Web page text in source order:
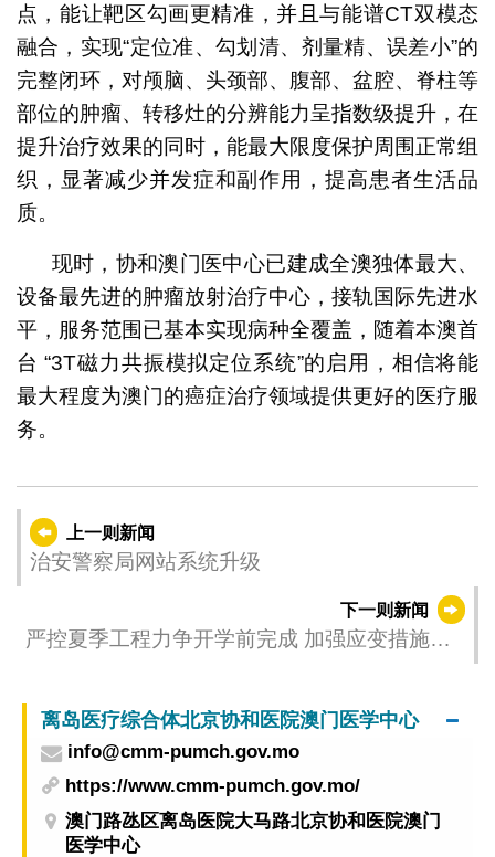
点，能让靶区勾画更精准，并且与能谱CT双模态
融合，实现“定位准、勾划清、剂量精、误差小”的
完整闭环，对颅脑、头颈部、腹部、盆腔、脊柱等
部位的肿瘤、转移灶的分辨能力呈指数级提升，在
提升治疗效果的同时，能最大限度保护周围正常组
织，显著减少并发症和副作用，提高患者生活品
质。
现时，协和澳门医中心已建成全澳独体最大、
设备最先进的肿瘤放射治疗中心，接轨国际先进水
平，服务范围已基本实现病种全覆盖，随着本澳首
台 “3T磁力共振模拟定位系统”的启用，相信将能
最大程度为澳门的癌症治疗领域提供更好的医疗服
务。
上一则新闻
治安警察局网站系统升级
下一则新闻
严控夏季工程力争开学前完成 加强应变措施防
离岛医疗综合体北京协和医院澳门医学中心
info@cmm-pumch.gov.mo
https://www.cmm-pumch.gov.mo/
澳门路氹区离岛医院大马路北京协和医院澳门
医学中心